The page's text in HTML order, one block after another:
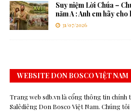
Suy niệm Lời Chúa –
năm A : Anh em hãy cho
31/07/2026
WEBSITE DON BOSCO VIỆT NAM
Trang web sdb.vn là cổng thông tin chính
Salêdiêng Don Bosco Việt Nam. Chúng